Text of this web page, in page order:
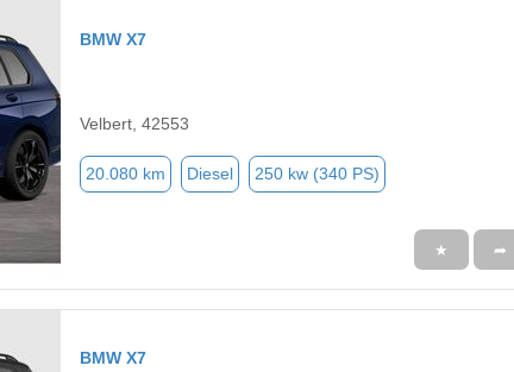
BMW X7
Velbert, 42553
20.080 km Diesel 250 kw (340 PS)
★ ➦
BMW X7